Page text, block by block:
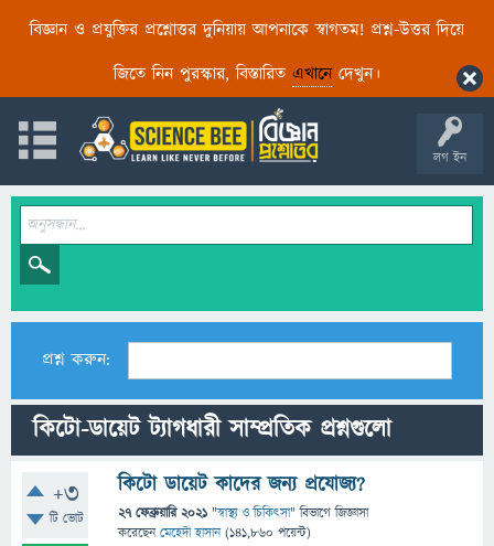
বিজ্ঞান ও প্রযুক্তির প্রশ্নোত্তর দুনিয়ায় আপনাকে স্বাগতম! প্রশ্ন-উত্তর দিয়ে
জিতে নিন পুরস্কার, বিস্তারিত এখানেদেখুন।
লগ ইন
প্রশ্ন করুন:
কিটো-ডায়েট ট্যাগধারী সাম্প্রতিক প্রশ্নগুলো
+3
টি ভোট
কিটো ডায়েট কাদের জন্য প্রযোজ্য?
27 ফেব্রুয়ারি 2021 "স্বাস্থ্য ও চিকিৎসা" বিভাগে জিজ্ঞাসা
করেছেনমেহেদী হাসান (141,860 পয়েন্ট)